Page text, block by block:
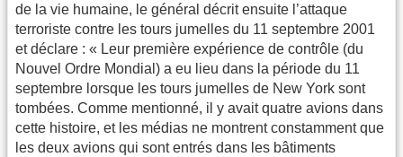
de la vie humaine, le général décrit ensuite l’attaque
terroriste contre les tours jumelles du 11 septembre 2001
et déclare : « Leur première expérience de contrôle (du
Nouvel Ordre Mondial) a eu lieu dans la période du 11
septembre lorsque les tours jumelles de New York sont
tombées. Comme mentionné, il y avait quatre avions dans
cette histoire, et les médias ne montrent constamment que
les deux avions qui sont entrés dans les bâtiments